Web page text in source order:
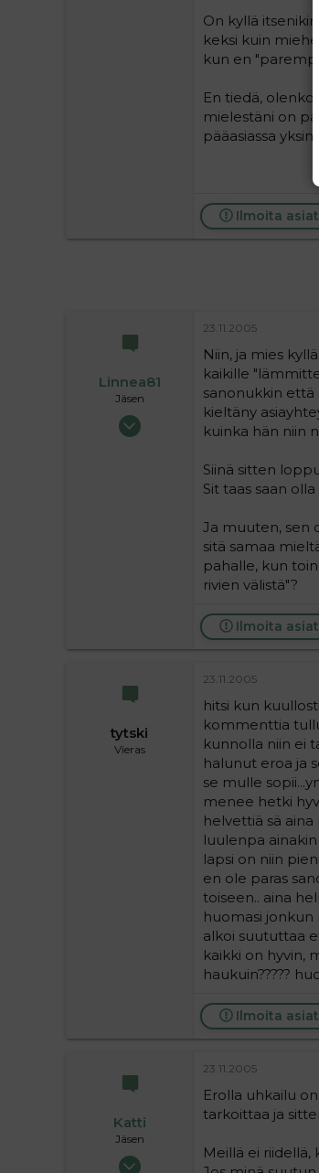
On kyllä
keksi kuin
kun en
En tiedä,
mielestäni on
pääasiassa yksin.
Ilmoita
Linnea81
Jäsen
01.07.2004
23.11.2005
Niin, ja mies
kaikille
sanonukkin että
kieltäny
kuinka hän niin
Siinä sitten
Sit taas saan
Ja muuten, sen
sitä samaa
pahalle, kun
rivien välistä"?
Ilmoita
tytski
Vieras
23.11.2005
hitsi kun
kommenttia
kunnolla niin ei
halunut eroa ja
se mulle
menee hetki
helvettiä sä
luulenpa
lapsi on niin
en ole paras
toiseen.. aina
huomasi jonkun
alkoi suututtaa
kaikki on hyvin,
haukuin?????
Ilmoita
Katti
Jäsen
24.05.2004
23.11.2005
Erolla uhkailu
tarkoittaa ja
Meillä ei